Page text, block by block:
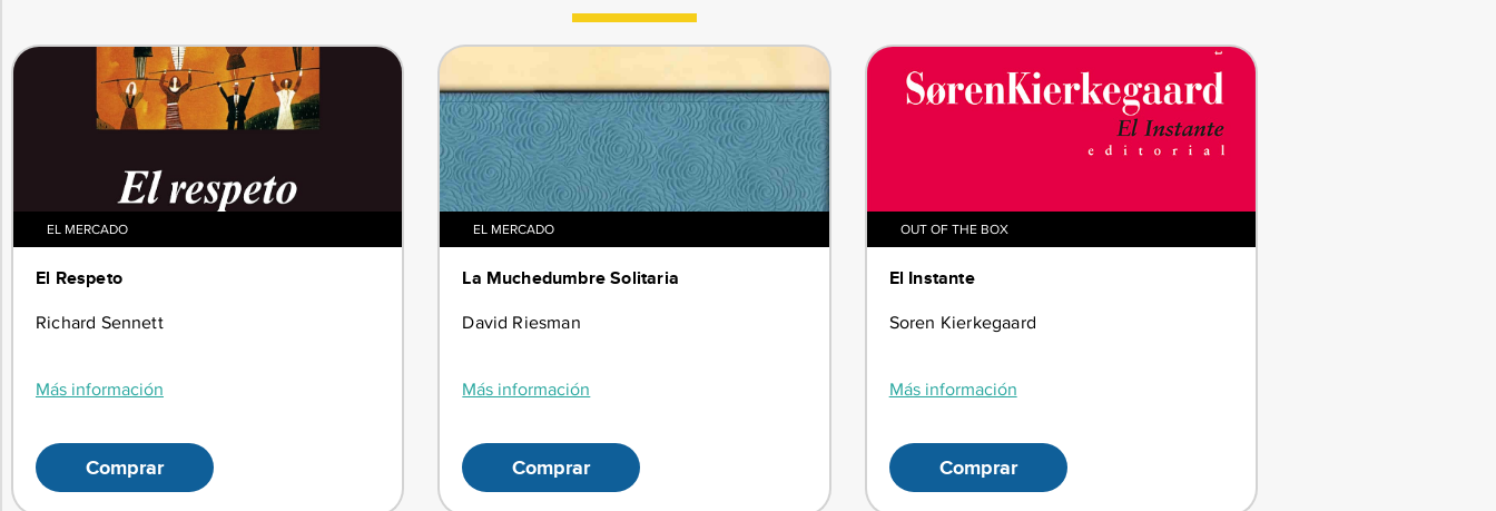
EL MERCADO
El Respeto
Richard Sennett
Más información
Comprar
EL MERCADO
La Muchedumbre Solitaria
David Riesman
Más información
Comprar
OUT OF THE BOX
El Instante
Soren Kierkegaard
Más información
Comprar